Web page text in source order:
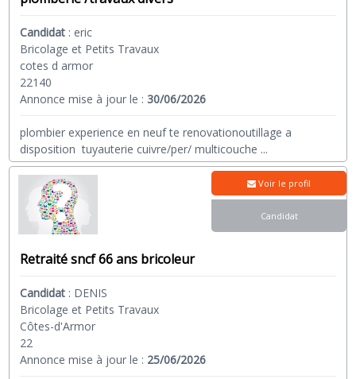
Candidat : eric
Bricolage et Petits Travaux
cotes d armor
22140
Annonce mise à jour le :30/06/2026
plombier experience en neuf te renovationoutillage a
disposition tuyauterie cuivre/per/ multicouche ...
Retraité sncf 66 ans bricoleur
Candidat : DENIS
Bricolage et Petits Travaux
Côtes-d'Armor
22
Annonce mise à jour le : 25/06/2026
Voir le profil
Candidat